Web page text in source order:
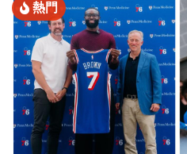
熱門